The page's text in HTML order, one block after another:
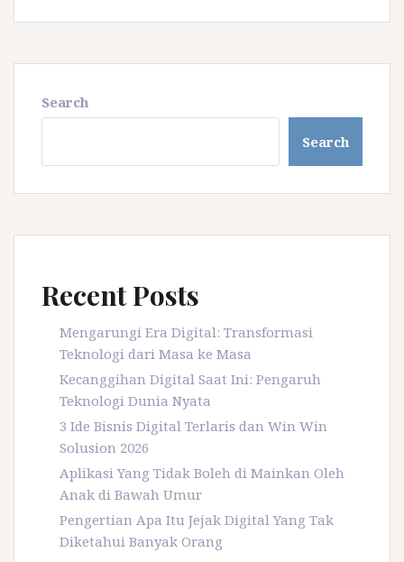
Search
Search
Recent Posts
Mengarungi Era Digital: Transformasi
Teknologi dari Masa ke Masa
Kecanggihan Digital Saat Ini: Pengaruh
Teknologi Dunia Nyata
3 Ide Bisnis Digital Terlaris dan Win Win
Solusion 2026
Aplikasi Yang Tidak Boleh di Mainkan Oleh
Anak di Bawah Umur
Pengertian Apa Itu Jejak Digital Yang Tak
Diketahui Banyak Orang